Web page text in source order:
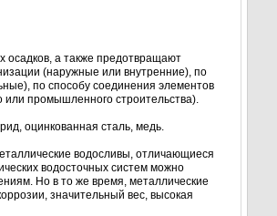
а также предотвращают
(наружные или внутренние), по
по способу соединения элементов
или промышленного строительства).
оцинкованная сталь, медь.
водосливы, отличающиеся
водосточных систем можно
Но в то же время, металлические
значительный вес, высокая